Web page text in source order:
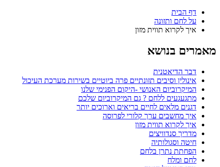
דף הבית
על לחם ותזונה
איך לקרוא תווית מזון
מאמרים בנושא
דבר הדיאטנית
אינולין וסיבים תזונתיים פרה ביוטיים בשירות מערכת העיכול
המיקרוביום האנושי -היקום הפנימי שלנו
מתגעגעים ללחם ? גם המיקרוביום שלכם
דגנים מלאים לחיים בריאים וארוכים יותר
איך מחשבים ערך קלורי לפרוסה
איך לקרוא תווית מזון
מדריך סנדוויצים
חיטה וסגולותיה
הפחתת נתרן בלחם
לחם ומלח